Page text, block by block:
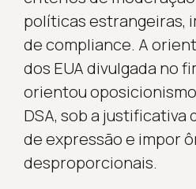
políticas estrangeiras,
de compliance. A
dos EUA divulgada no
orientou
DSA, sob a justificativa
de expressão e impor
desproporcionais.